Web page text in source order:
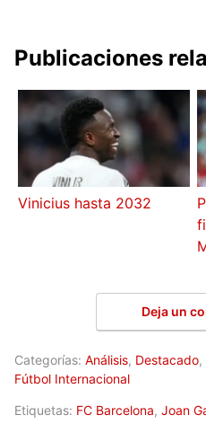
Publicaciones
Vinicius hasta 2032
Deja un
Categorías: Análisis, Destacado,
Fútbol Internacional
Etiquetas: FC Barcelona, Joan